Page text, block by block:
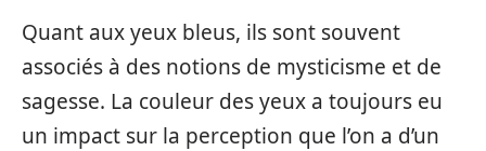
Quant aux yeux bleus, ils sont souvent
associés à des notions de mysticisme et de
sagesse. La couleur des yeux a toujours eu
un impact sur la perception que l’on a d’un